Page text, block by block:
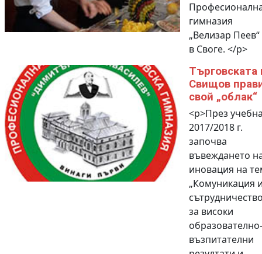
гимназия
„Велизар Пеев“
в Своге. </p>
Търговската
Свищов
свой „облак“
<p>През
2017/2018 г.
започва
въвеждането
иновация на
„Комуникация
за високи
образователно-
възпитателни